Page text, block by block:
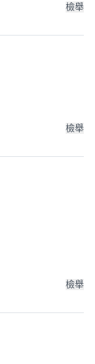
檢舉
檢舉
檢舉